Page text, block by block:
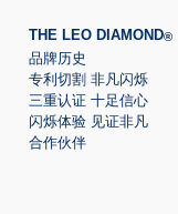
THE LEO DIAMOND®
品牌历史
专利切割 非凡闪烁
三重认证 十足信心
闪烁体验 见证非凡
合作伙伴